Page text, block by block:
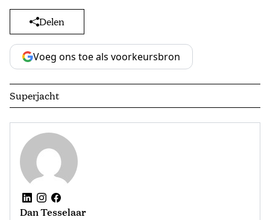
Delen
Voeg ons toe als voorkeursbron
Superjacht
Dan Tesselaar